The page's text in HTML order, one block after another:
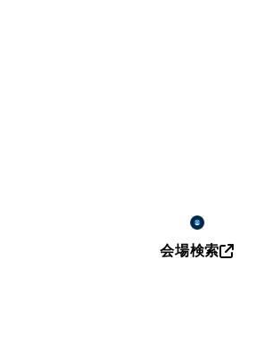
会場検索